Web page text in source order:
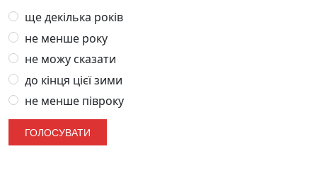
ще декілька років
не менше року
не можу сказати
до кінця цієї зими
не менше півроку